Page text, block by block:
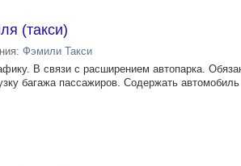
(такси)
Фэмили Такси
В связи с расширением автопарка.
багажа пассажиров. Содержать